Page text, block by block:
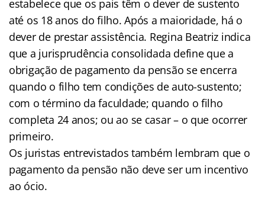
estabelece que os pais têm o dever de sustento
até os 18 anos do filho. Após a maioridade, há o
dever de prestar assistência. Regina Beatriz indica
que a jurisprudência consolidada define que a
obrigação de pagamento da pensão se encerra
quando o filho tem condições de auto-sustento;
com o término da faculdade; quando o filho
completa 24 anos; ou ao se casar – o que ocorrer
primeiro.
Os juristas entrevistados também lembram que o
pagamento da pensão não deve ser um incentivo
ao ócio.